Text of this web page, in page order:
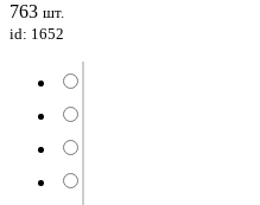
763 шт.
id: 1652